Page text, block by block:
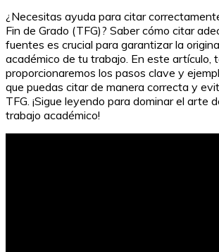
¿Necesitas ayuda para citar
Fin de Grado (TFG)? Saber cómo citar
fuentes es crucial para garantizar la
académico de tu trabajo. En este artículo,
proporcionaremos los pasos clave y
que puedas citar de manera correcta y
TFG. ¡Sigue leyendo para dominar el arte
trabajo académico!